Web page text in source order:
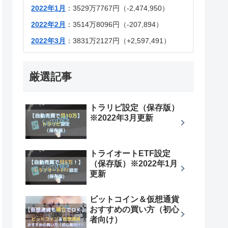
2022年1月
：3529万7767円（-2,474,950）
2022年2月
：3514万8096円（-207,894）
2022年3月
：3831万2127円（+2,597,491）
厳選記事
トラリピ設定（保存版）
※2022年3月更新
トライオートETF設定
（保存版）※2022年1月
更新
ビットコイン＆仮想通貨
おすすめの買い方（初心
者向け）